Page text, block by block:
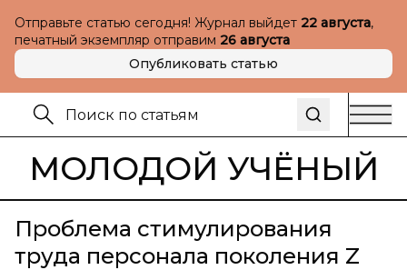
Отправьте статью сегодня! Журнал выйдет 22 августа,
печатный экземпляр отправим 26 августа
Опубликовать статью
МОЛОДОЙ УЧЁНЫЙ
Проблема стимулирования
труда персонала поколения Z